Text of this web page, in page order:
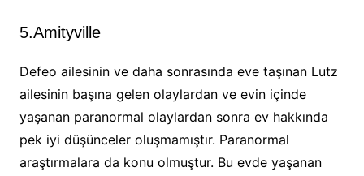
5.Amityville
Defeo ailesinin ve daha sonrasında eve taşınan Lutz
ailesinin başına gelen olaylardan ve evin içinde
yaşanan paranormal olaylardan sonra ev hakkında
pek iyi düşünceler oluşmamıştır. Paranormal
araştırmalara da konu olmuştur. Bu evde yaşanan